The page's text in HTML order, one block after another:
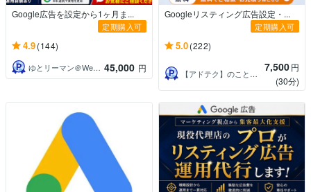
Google広告を設定から1ヶ月ま...
定期購入可
4.9(144)
ゆとリーマン＠Webマーケター 45,000 円
Googleリスティング広告設定・...
定期購入可
5.0(222)
【アドテク】のことならMETA（メタ） 7,500円
(30分)